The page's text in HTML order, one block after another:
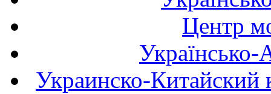
Центр
Українсько-
Украинско-Китайский